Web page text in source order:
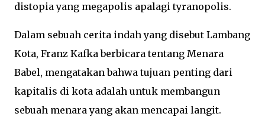
distopia yang megapolis apalagi tyranopolis.
Dalam sebuah cerita indah yang disebut Lambang
Kota, Franz Kafka berbicara tentang Menara
Babel, mengatakan bahwa tujuan penting dari
kapitalis di kota adalah untuk membangun
sebuah menara yang akan mencapai langit.